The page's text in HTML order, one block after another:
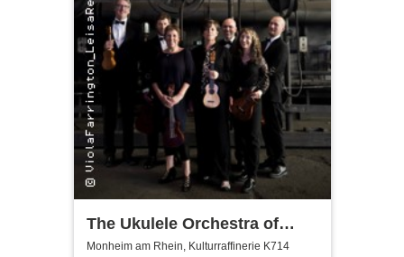
The Ukulele Orchestra of
Great Britain
Monheim am Rhein, Kulturraffinerie K714